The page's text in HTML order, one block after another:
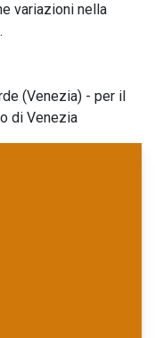
variazioni nella
(Venezia) - per il
di Venezia